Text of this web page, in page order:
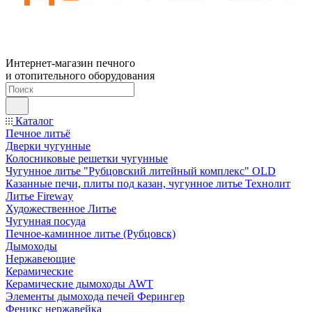
Интернет-магазин печного
и отопительного оборудования
Каталог
Печное литьё
Дверки чугунные
Колосниковые решетки чугунные
Чугунное литье "Рубцовский литейный комплекс" OLD
Казанные печи, плиты под казан, чугунное литье Технолит
Литье Fireway
Художественное Литье
Чугунная посуда
Печное-каминное литье (Рубцовск)
Дымоходы
Нержавеющие
Керамические
Керамические дымоходы AWT
Элементы дымохода печей Ферингер
Феникс нержавейка